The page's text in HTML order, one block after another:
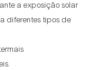
a exposição solar
diferentes tipos de